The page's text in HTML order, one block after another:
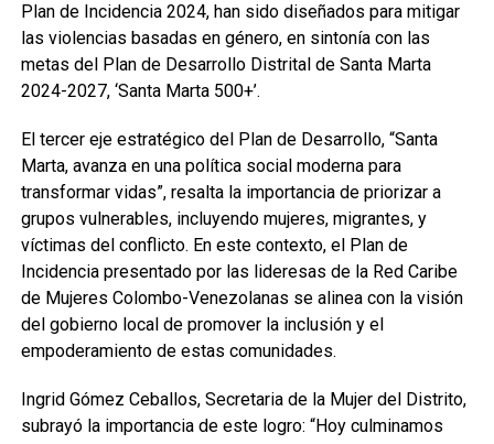
Plan de Incidencia 2024, han sido diseñados para mitigar
las violencias basadas en género, en sintonía con las
metas del Plan de Desarrollo Distrital de Santa Marta
2024-2027, ‘Santa Marta 500+’.
El tercer eje estratégico del Plan de Desarrollo, “Santa
Marta, avanza en una política social moderna para
transformar vidas”, resalta la importancia de priorizar a
grupos vulnerables, incluyendo mujeres, migrantes, y
víctimas del conflicto. En este contexto, el Plan de
Incidencia presentado por las lideresas de la Red Caribe
de Mujeres Colombo-Venezolanas se alinea con la visión
del gobierno local de promover la inclusión y el
empoderamiento de estas comunidades.
Ingrid Gómez Ceballos, Secretaria de la Mujer del Distrito,
subrayó la importancia de este logro: “Hoy culminamos